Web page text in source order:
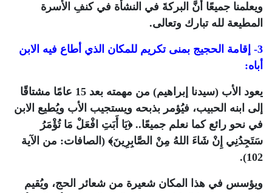
ويعلمنا جميعًا أنَّ البركةَ في النشأة في كنفِ الأسرة
المطيعة لله تبارك وتعالى.
3- إقامة الحجيج بمنى تكريم للمكان الذي أطاع فيه الابن
أباه:
يعود الأب (سيدنا إبراهيم) من مهمته بعد 15 عامًا مشتاقًا
إلى ابنه الحبيب، فيُؤمر بذبحه ويستجيب الأب ويُطيع الابن
في نحو رائع كما نعلم جميعًا..﴿يَا أَبَتِ افْعَلْ مَا تُؤْمَرُ
سَتَجِدُنِي إِنْ شَاءَ اللهُ مِنْ الصَّابِرِينَ﴾ (الصافات: من الآية
102).
ويؤسس في هذا المكان شعيرة من شعائر الحج، ويُقيم